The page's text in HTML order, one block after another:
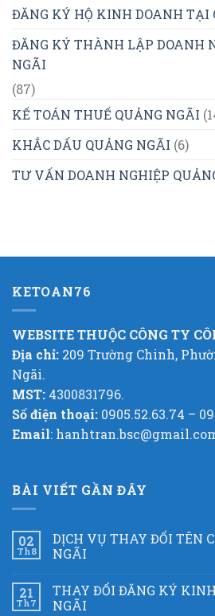
ĐĂNG KÝ HỘ KINH DOANH TẠI
ĐĂNG KÝ THÀNH LẬP DOANH
NGÃI
(87)
KẾ TOÁN THUẾ QUẢNG NGÃI
KHẮC DẤU QUẢNG NGÃI (6)
TƯ VẤN DOANH NGHIỆP
KETOAN76
WEBSITE THUỘC CÔNG TY
Địa chỉ: 209 Trường Chinh,
Ngãi.
MST: 4300831796.
Số điện thoại: 0905.52.63.74 –
Email:
BÀI VIẾT GẦN ĐÂY
02
Th8
DỊCH VỤ THAY ĐỔI TÊN
NGÃI
21
Th7
THAY ĐỔI ĐĂNG KÝ
NGÃI